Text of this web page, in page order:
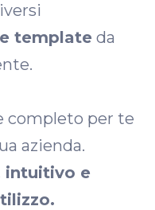
template da
completo per te
azienda.
intuitivo e